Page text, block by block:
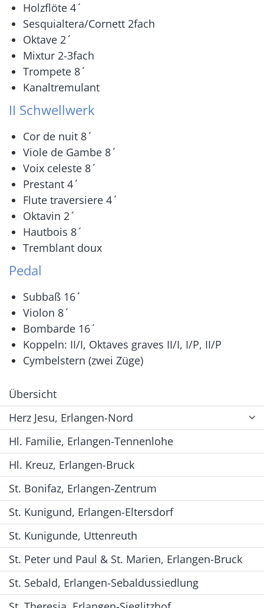
Holzflöte 4ˊ
Sesquialtera/Cornett 2fach
Oktave 2ˊ
Mixtur 2-3fach
Trompete 8ˊ
Kanaltremulant
II Schwellwerk
Cor de nuit 8ˊ
Viole de Gambe 8ˊ
Voix celeste 8ˊ
Prestant 4ˊ
Flute traversiere 4ˊ
Oktavin 2ˊ
Hautbois 8ˊ
Tremblant doux
Pedal
Subbaß 16ˊ
Violon 8ˊ
Bombarde 16ˊ
Koppeln: II/I, Oktaves graves II/I, I/P, II/P
Cymbelstern (zwei Züge)
Übersicht
Herz Jesu, Erlangen-Nord
Hl. Familie, Erlangen-Tennenlohe
Hl. Kreuz, Erlangen-Bruck
St. Bonifaz, Erlangen-Zentrum
St. Kunigund, Erlangen-Eltersdorf
St. Kunigunde, Uttenreuth
St. Peter und Paul & St. Marien, Erlangen-Bruck
St. Sebald, Erlangen-Sebaldussiedlung